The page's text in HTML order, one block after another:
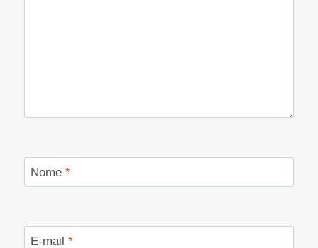
Nome *
E-mail *